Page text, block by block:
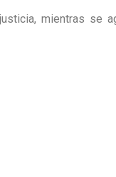
mientras se